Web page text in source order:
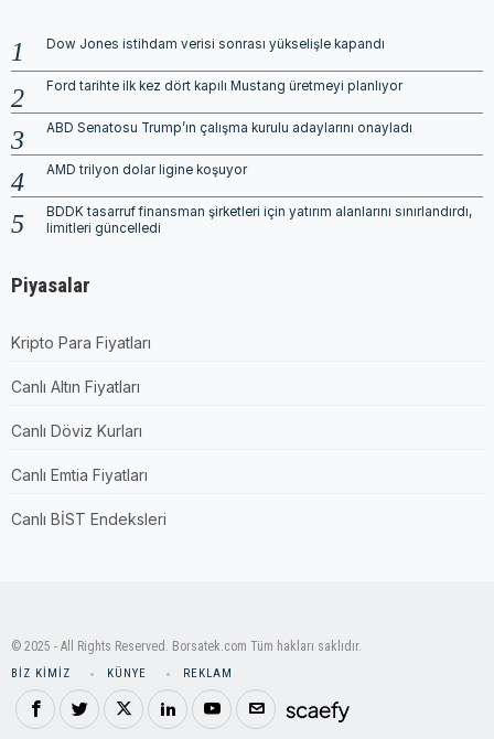
Dow Jones istihdam verisi sonrası yükselişle kapandı
Ford tarihte ilk kez dört kapılı Mustang üretmeyi planlıyor
ABD Senatosu Trump’ın çalışma kurulu adaylarını onayladı
AMD trilyon dolar ligine koşuyor
BDDK tasarruf finansman şirketleri için yatırım alanlarını sınırlandırdı,
limitleri güncelledi
Piyasalar
Kripto Para Fiyatları
Canlı Altın Fiyatları
Canlı Döviz Kurları
Canlı Emtia Fiyatları
Canlı BİST Endeksleri
© 2025 - All Rights Reserved. Borsatek.com Tüm hakları saklıdır.
BIZ KIMIZ KÜNYE REKLAM